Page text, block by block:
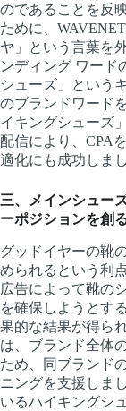
のであることを反
ために、
ヤ」という言葉を
ンディング ワード
シューズ」という
のブランドワード
イキングシューズ
配信により、CPA
適化にも成功しまし
三、メインシュー
ーポジションを創
グッドイヤーの靴
められるという利
広告によって靴の
を確保しようとす
果的な結果が得ら
は、ブランド全体
ため、同ブランド
ニングを支援しま
いるハイキングシ